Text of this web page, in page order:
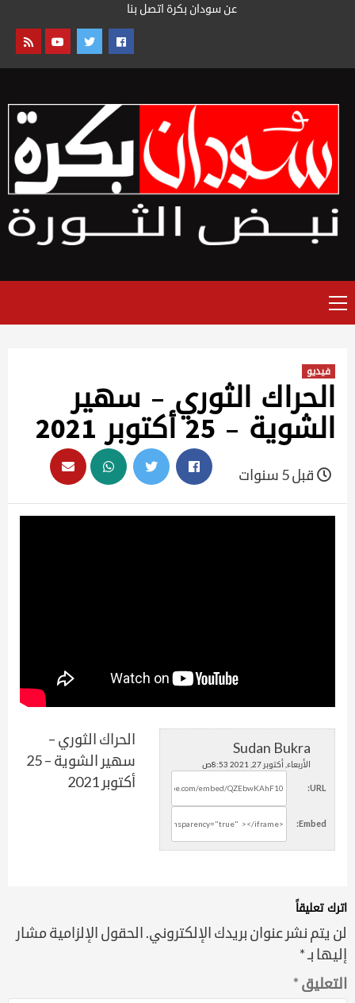
عن سودان بكرة اتصل بنا
القائمة
فيديو
الحراك الثوري – سهير
الشوية – 25 أكتوبر 2021
قبل 5 سنوات
Sudan Bukra
الأربعاء, أكتوبر 27, 2021 8:53ص
URL:
Embed:
الحراك الثوري –
سهير الشوية – 25
أكتوبر 2021
اترك تعليقاً
لن يتم نشر عنوان بريدك الإلكتروني. الحقول الإلزامية مشار
إليها بـ*
التعليق *